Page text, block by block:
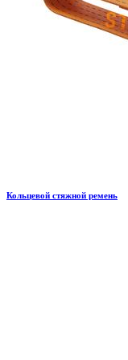
Кольцевой стяжной ремень